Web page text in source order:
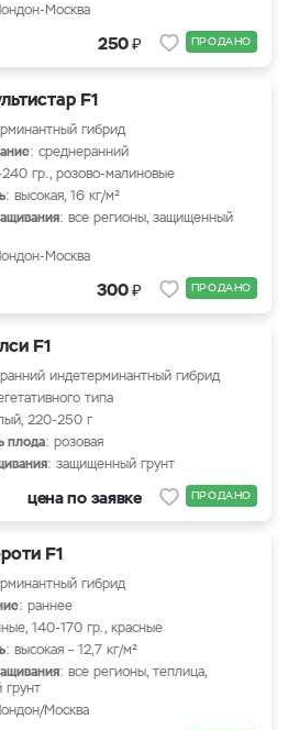
Москва
250₽ ПРОДАНО
F1
гибрид
: среднеранний
гр., розово-малиновые
: высокая, 16 кг/м²
: все регионы, защищенный
Москва
300₽ ПРОДАНО
F1
индетерминантный гибрид
типа
220-250 г
плода: розовая
: защищенный грунт
цена по заявке ПРОДАНО
F1
гибрид
: раннее
140-170 гр., красные
: высокая – 12,7 кг/м²
: все регионы, теплица,
Москва